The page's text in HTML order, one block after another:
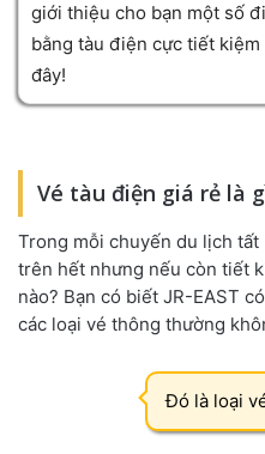
giới thiệu cho bạn một số
bằng tàu điện cực tiết kiệm
đây!
Vé tàu điện giá rẻ là
Trong mỗi chuyến du lịch
trên hết nhưng nếu còn tiết
nào? Bạn có biết JR-EAST
các loại vé thông thường
Đó là loại